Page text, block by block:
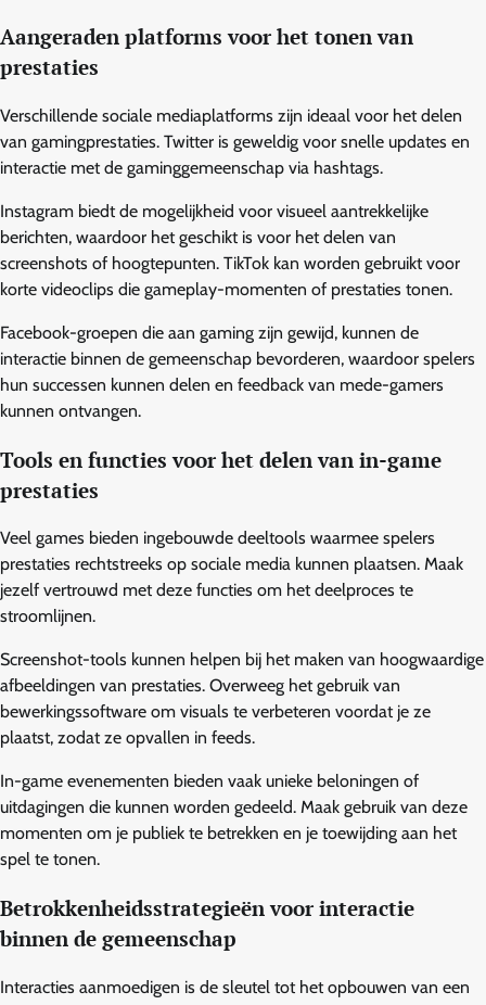
Aangeraden platforms voor het tonen van
prestaties
Verschillende sociale mediaplatforms zijn ideaal voor het delen
van gamingprestaties. Twitter is geweldig voor snelle updates en
interactie met de gaminggemeenschap via hashtags.
Instagram biedt de mogelijkheid voor visueel aantrekkelijke
berichten, waardoor het geschikt is voor het delen van
screenshots of hoogtepunten. TikTok kan worden gebruikt voor
korte videoclips die gameplay-momenten of prestaties tonen.
Facebook-groepen die aan gaming zijn gewijd, kunnen de
interactie binnen de gemeenschap bevorderen, waardoor spelers
hun successen kunnen delen en feedback van mede-gamers
kunnen ontvangen.
Tools en functies voor het delen van in-game
prestaties
Veel games bieden ingebouwde deeltools waarmee spelers
prestaties rechtstreeks op sociale media kunnen plaatsen. Maak
jezelf vertrouwd met deze functies om het deelproces te
stroomlijnen.
Screenshot-tools kunnen helpen bij het maken van hoogwaardige
afbeeldingen van prestaties. Overweeg het gebruik van
bewerkingssoftware om visuals te verbeteren voordat je ze
plaatst, zodat ze opvallen in feeds.
In-game evenementen bieden vaak unieke beloningen of
uitdagingen die kunnen worden gedeeld. Maak gebruik van deze
momenten om je publiek te betrekken en je toewijding aan het
spel te tonen.
Betrokkenheidsstrategieën voor interactie
binnen de gemeenschap
Interacties aanmoedigen is de sleutel tot het opbouwen van een